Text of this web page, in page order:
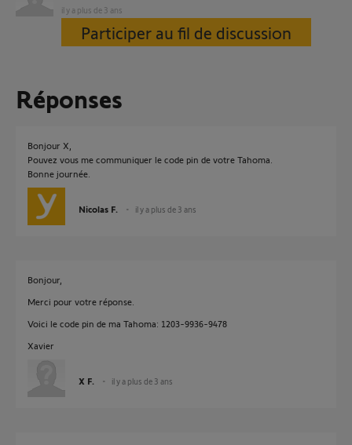
il y a plus de 3 ans
Participer au fil de discussion
Réponses
Bonjour X,
Pouvez vous me communiquer le code pin de votre Tahoma.
Bonne journée.
Nicolas F. il y a plus de 3 ans
Bonjour,
Merci pour votre réponse.
Voici le code pin de ma Tahoma: 1203-9936-9478
Xavier
X F. il y a plus de 3 ans